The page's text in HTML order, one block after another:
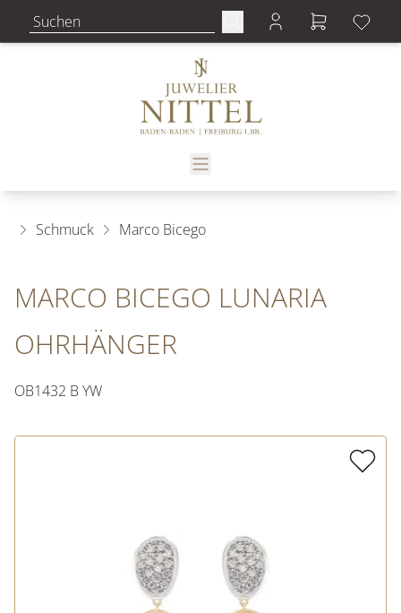
Schmuck Marco Bicego
MARCO BICEGO LUNARIA
OHRHÄNGER
OB1432 B YW